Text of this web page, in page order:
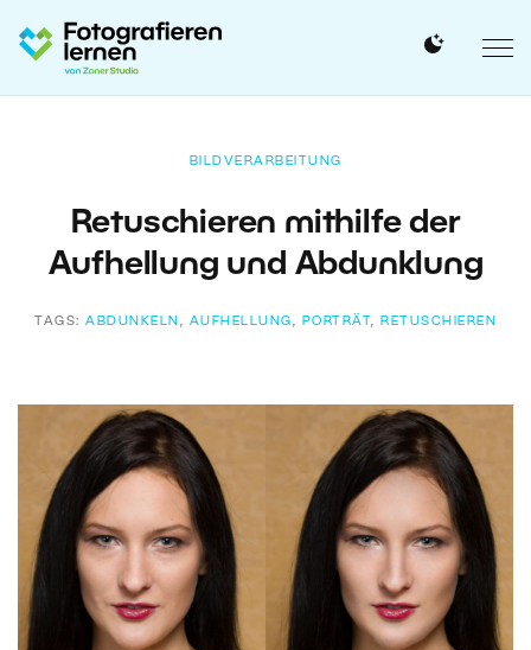
BILDVERARBEITUNG
Retuschieren mithilfe der
Aufhellung und Abdunklung
TAGS: ABDUNKELN , AUFHELLUNG , PORTRÄT , RETUSCHIEREN